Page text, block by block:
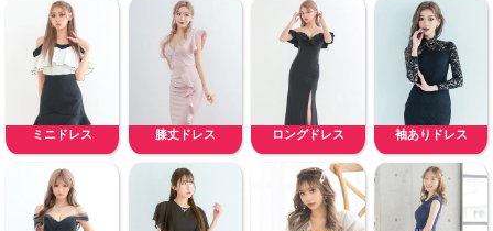
ミニドレス 膝丈ドレス ロングドレス 袖ありドレス